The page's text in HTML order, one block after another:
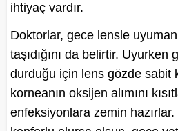
ihtiyaç vardır.
Doktorlar, gece lensle
taşıdığını da belirtir. Uyurken
durduğu için lens gözde sabit
korneanın oksijen alımını
enfeksiyonlara zemin